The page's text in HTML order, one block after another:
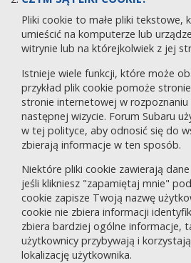
Pliki cookie to małe pliki tekstowe,
umieścić na komputerze lub
witrynie lub na którejkolwiek z jej
Istnieje wiele funkcji, które może
przykład plik cookie pomoże
stronie internetowej w rozpoznaniu
następnej wizycie. Forum Subaru
w tej polityce, aby odnosić się do
zbierają informacje w ten sposób.
Niektóre pliki cookie zawierają
jeśli klikniesz "zapamiętaj mnie"
cookie zapisze Twoją nazwę
cookie nie zbiera informacji
zbiera bardziej ogólne informacje,
użytkownicy przybywają i
lokalizację użytkownika.